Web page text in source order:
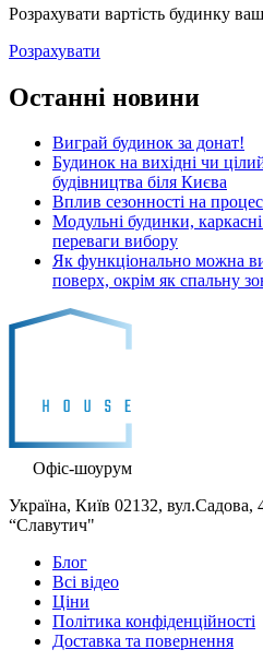
Розрахувати вартість будинку
Розрахувати
Останні новини
Виграй будинок за донат!
Будинок на вихідні чи
будівництва біля Києва
Вплив сезонності на
Модульні будинки,
переваги вибору
Як функціонально можна
поверх, окрім як спальну
Офіс-шоурум
Україна, Київ 02132, вул.Садова,
“Славутич"
Блог
Всі відео
Ціни
Політика конфіденційності
Доставка та повернення